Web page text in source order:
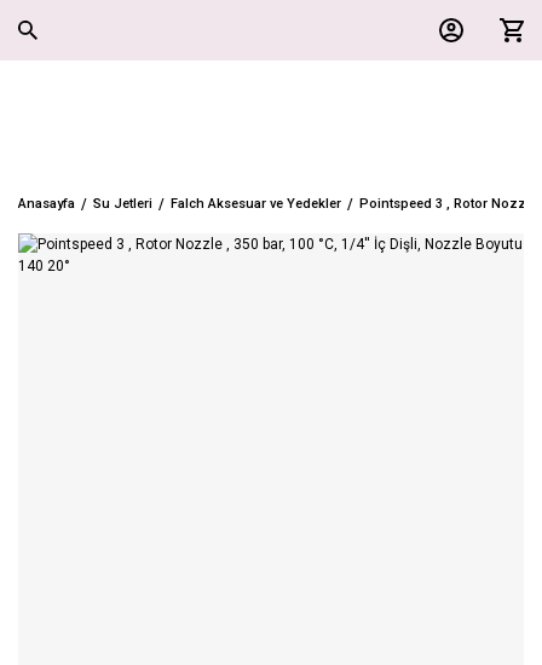
Anasayfa Su Jetleri Falch Aksesuar ve Yedekler Pointspeed 3 , Rotor Nozzle